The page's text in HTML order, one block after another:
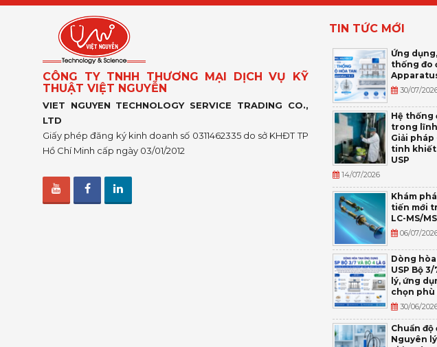
CÔNG TY TNHH THƯƠNG MẠI DỊCH VỤ KỸ
THUẬT VIỆT NGUYỄN
VIET NGUYEN TECHNOLOGY SERVICE TRADING CO.,
LTD
Giấy phép đăng ký kinh doanh số 0311462335 do sở KHĐT TP
Hồ Chí Minh cấp ngày 03/01/2012
TIN TỨC MỚI
Ứng
thống đo
30/07/
Hệ thống
trong lĩnh
Giải
tinh
USP
14/07/2026
Khám
tiến mới
LC-MS/
06/07/
Dòng
USP Bộ
lý, ứng
chọn phù
30/06/
Chuẩn độ
Nguyên